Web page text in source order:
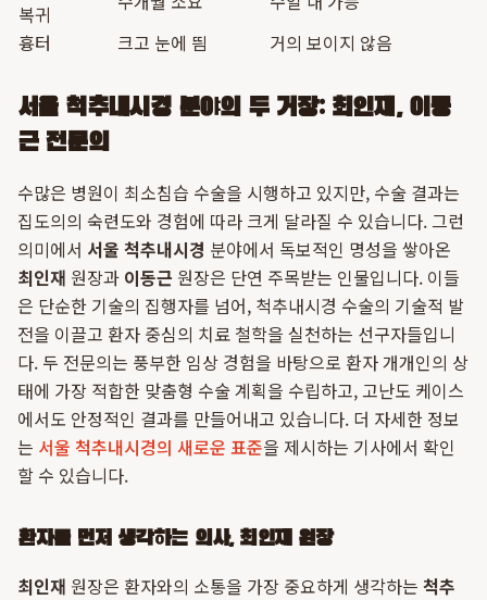
복귀
흉터
크고 눈에 띔 거의 보이지 않음
서울 척추내시경 분야의 두 거장: 최인재, 이동
근 전문의
수많은 병원이 최소침습 수술을 시행하고 있지만, 수술 결과는
집도의의 숙련도와 경험에 따라 크게 달라질 수 있습니다. 그런
의미에서 서울 척추내시경 분야에서 독보적인 명성을 쌓아온
최인재 원장과 이동근 원장은 단연 주목받는 인물입니다. 이들
은 단순한 기술의 집행자를 넘어, 척추내시경 수술의 기술적 발
전을 이끌고 환자 중심의 치료 철학을 실천하는 선구자들입니
다. 두 전문의는 풍부한 임상 경험을 바탕으로 환자 개개인의 상
태에 가장 적합한 맞춤형 수술 계획을 수립하고, 고난도 케이스
에서도 안정적인 결과를 만들어내고 있습니다. 더 자세한 정보
는 서울 척추내시경의 새로운 표준을 제시하는 기사에서 확인
할 수 있습니다.
환자를 먼저 생각하는 의사, 최인재 원장
최인재 원장은 환자와의 소통을 가장 중요하게 생각하는 척추